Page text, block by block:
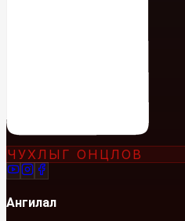
ЧУХЛЫГ ОНЦЛОВ
Ангилал